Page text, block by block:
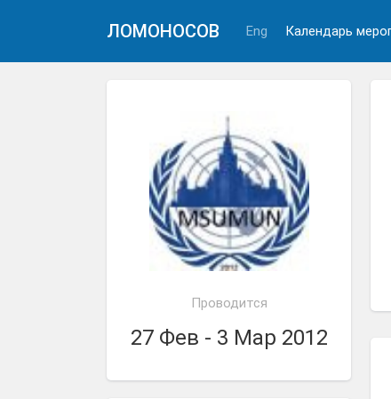
ЛОМОНОСОВ Eng Календарь
Проводится
27 Фев - 3 Мар 2012